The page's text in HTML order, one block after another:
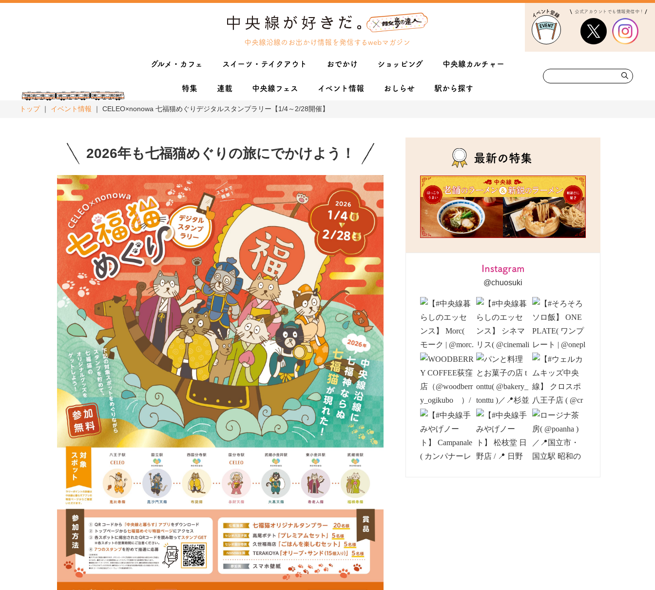
中央線沿線のお出かけ情報を発信するwebマガジン
公式アカウントでも情報発信中！
グルメ・カフェ スイーツ・テイクアウト おでかけ ショッピング 中央線カルチャー
特集 連載 中央線フェス イベント情報 おしらせ 駅から探す
トップ イベント情報 CELEO×nonowa 七福猫めぐりデジタルスタンプラリー【1/4～2/28開催】
2026年も七福猫めぐりの旅にでかけよう！ 最新の特集
Instagram
@chuosuki